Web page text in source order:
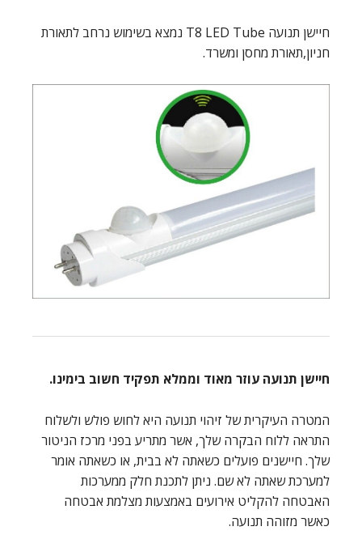
חיישן תנועה T8 LED Tube נמצא בשימוש נרחב לתאורת
חניון,תאורת מחסן ומשרד.
חיישן תנועה עוזר מאוד וממלא תפקיד חשוב בימינו.
המטרה העיקרית של זיהוי תנועה היא לחוש פולש ולשלוח
התראה ללוח הבקרה שלך, אשר מתריע בפני מרכז הניטור
שלך. חיישנים פועלים כשאתה לא בבית, או כשאתה אומר
למערכת שאתה לא שם. ניתן לתכנת חלק ממערכות
האבטחה להקליט אירועים באמצעות מצלמת אבטחה
כאשר מזוהה תנועה.